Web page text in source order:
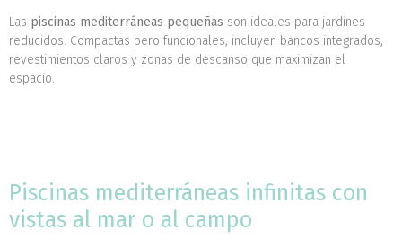
Las piscinas mediterráneas pequeñas son ideales para jardines
reducidos. Compactas pero funcionales, incluyen bancos integrados,
revestimientos claros y zonas de descanso que maximizan el
espacio.
Piscinas mediterráneas infinitas con
vistas al mar o al campo